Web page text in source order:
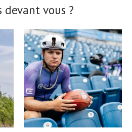
devant vous ?